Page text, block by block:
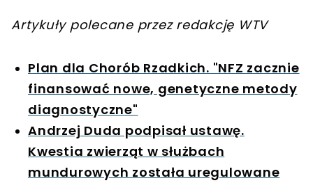
Artykuły polecane przez redakcję WTV
Plan dla Chorób Rzadkich. "NFZ zacznie
finansować nowe, genetyczne metody
diagnostyczne"
Andrzej Duda podpisał ustawę.
Kwestia zwierząt w służbach
mundurowych została uregulowane